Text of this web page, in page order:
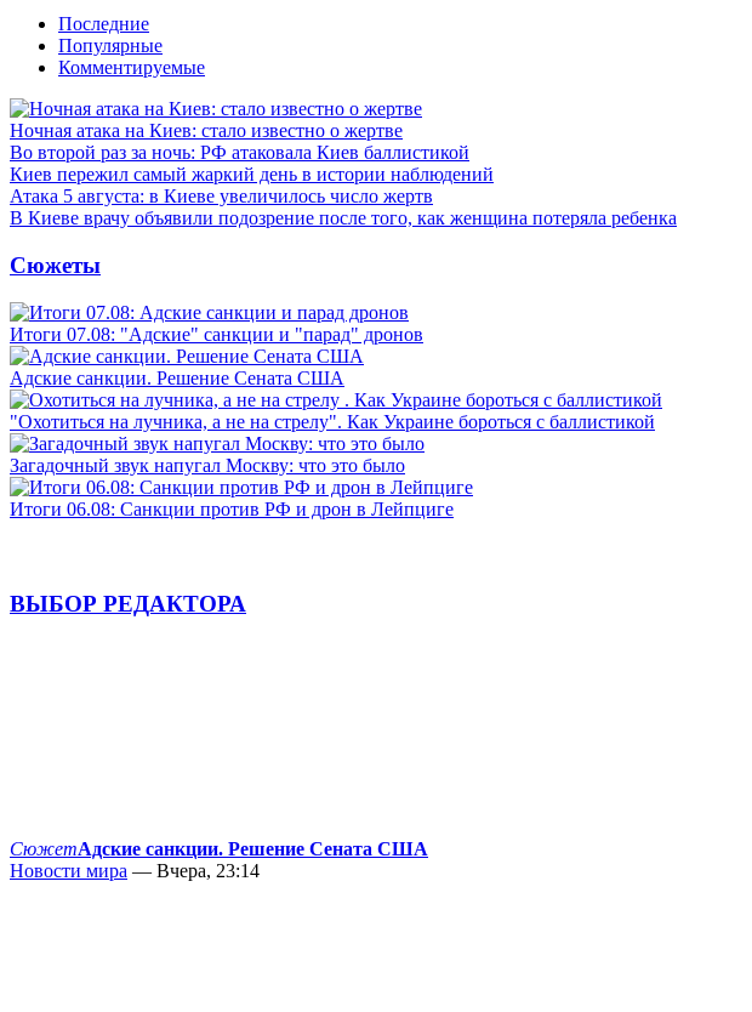
Последние
Популярные
Комментируемые
Ночная атака на Киев: стало известно о жертве
Во второй раз за ночь: РФ атаковала Киев баллистикой
Киев пережил самый жаркий день в истории наблюдений
Атака 5 августа: в Киеве увеличилось число жертв
В Киеве врачу объявили подозрение после того, как женщина потеряла ребенка
Сюжеты
Итоги 07.08: "Адские" санкции и "парад" дронов
Адские санкции. Решение Сената США
"Охотиться на лучника, а не на стрелу". Как Украине бороться с баллистикой
Загадочный звук напугал Москву: что это было
Итоги 06.08: Санкции против РФ и дрон в Лейпциге
ВЫБОР РЕДАКТОРА
СюжетАдские санкции. Решение Сената США
Новости мира — Вчера, 23:14